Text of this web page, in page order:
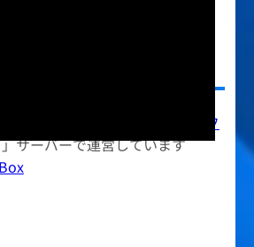
カラフ
」サーバーで運営しています